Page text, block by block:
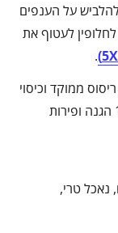
על הענפים
לחלופין לעטוף את
.
ממוקד וכיסוי
ברשתות יוצר הדברה משולבת שתבטיח 100% הגנה ופירות
נאכל טרי,